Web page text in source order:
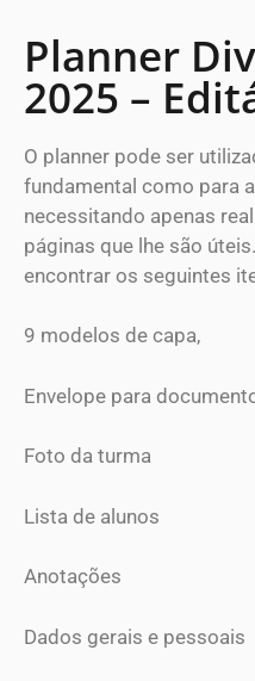
Planner
2025 –
O planner pode ser
fundamental como para
necessitando apenas
páginas que lhe são
encontrar os seguintes
9 modelos de capa,
Envelope para
Foto da turma
Lista de alunos
Anotações
Dados gerais e pessoais